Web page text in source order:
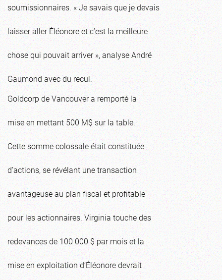
soumissionnaires. « Je savais que je devais
laisser aller Éléonore et c’est la meilleure
chose qui pouvait arriver », analyse André
Gaumond avec du recul.
Goldcorp de Vancouver a remporté la
mise en mettant 500 M$ sur la table.
Cette somme colossale était constituée
d’actions, se révélant une transaction
avantageuse au plan fiscal et profitable
pour les actionnaires. Virginia touche des
redevances de 100 000 $ par mois et la
mise en exploitation d’Éléonore devrait